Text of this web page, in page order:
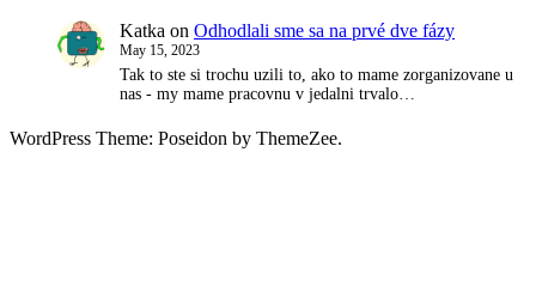
Katka on Odhodlali sme sa na prvé dve fázy
May 15, 2023
Tak to ste si trochu uzili to, ako to mame zorganizovane u
nas - my mame pracovnu v jedalni trvalo…
WordPress Theme: Poseidon by ThemeZee.